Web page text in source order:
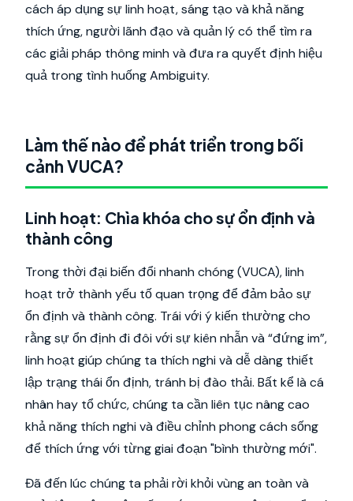
cách áp dụng sự linh hoạt, sáng tạo và khả năng
thích ứng, người lãnh đạo và quản lý có thể tìm ra
các giải pháp thông minh và đưa ra quyết định hiệu
quả trong tình huống Ambiguity.
Làm thế nào để phát triển trong bối
cảnh VUCA?
Linh hoạt: Chìa khóa cho sự ổn định và
thành công
Trong thời đại biến đổi nhanh chóng (VUCA), linh
hoạt trở thành yếu tố quan trọng để đảm bảo sự
ổn định và thành công. Trái với ý kiến thường cho
rằng sự ổn định đi đôi với sự kiên nhẫn và “đứng im”,
linh hoạt giúp chúng ta thích nghi và dễ dàng thiết
lập trạng thái ổn định, tránh bị đào thải. Bất kể là cá
nhân hay tổ chức, chúng ta cần liên tục nâng cao
khả năng thích nghi và điều chỉnh phong cách sống
để thích ứng với từng giai đoạn "bình thường mới".
Đã đến lúc chúng ta phải rời khỏi vùng an toàn và